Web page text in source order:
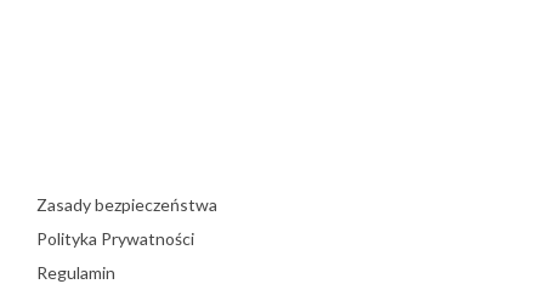
Zasady bezpieczeństwa
Polityka Prywatności
Regulamin